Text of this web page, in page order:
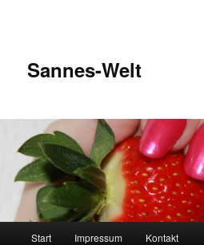
Sannes-Welt
Start Impressum Kontakt